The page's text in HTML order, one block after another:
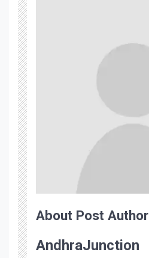
About Post Author
AndhraJunction